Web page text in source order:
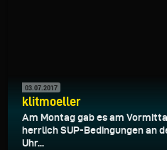
03.07.2017
klitmoeller
Am Montag gab es am
herrlich SUP-Bedingungen an
Uhr...